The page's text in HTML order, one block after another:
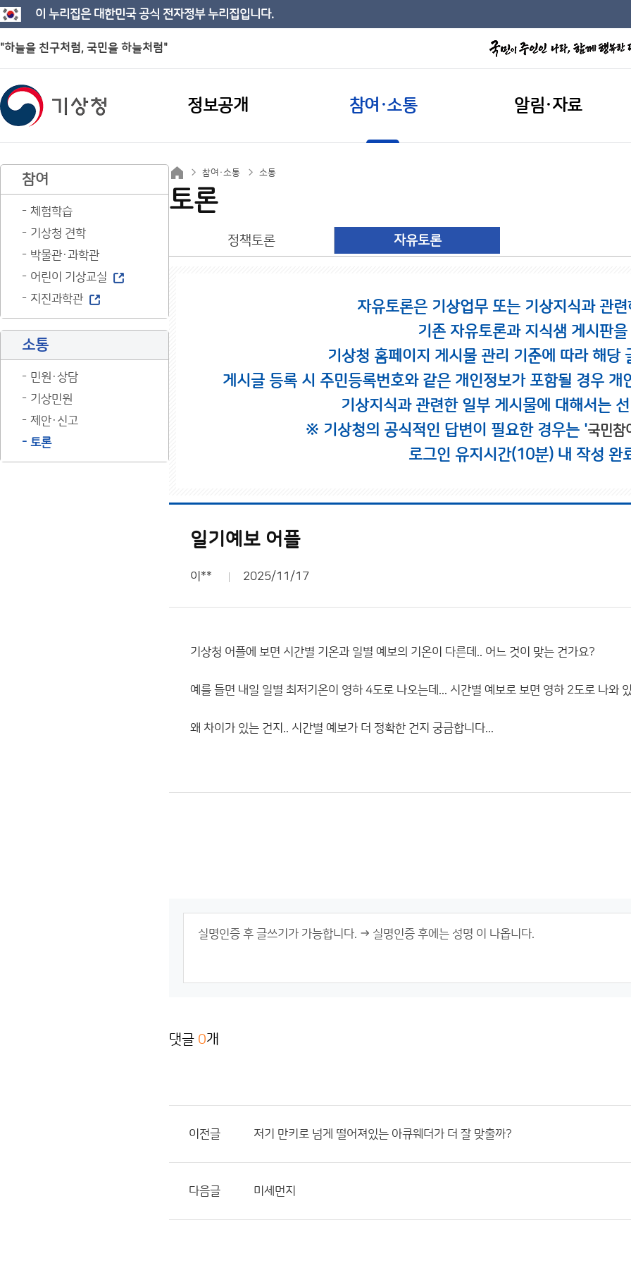
이 누리집은 대한민국 공식 전자정부 누리집입니다.
"하늘을 친구처럼, 국민을 하늘처럼"
정보공개 참여·소통 알림·자료
참여
체험학습
기상청 견학
박물관·과학관
어린이 기상교실
지진과학관
소통
민원·상담
기상민원
제안·신고
토론
참여·소통 소통
토론
정책토론 자유토론
자유토론은 기상업무 또는 기상지식과 관
기존 자유토론과 지식샘 게시판
기상청 홈페이지 게시물 관리 기준에 따라 해당
게시글 등록 시 주민등록번호와 같은 개인정보가 포함될 경우
기상지식과 관련한 일부 게시물에 대해서는
※ 기상청의 공식적인 답변이 필요한 경우는 '국민참
로그인 유지시간(10분) 내 작성 완
일기예보 어플
이** 2025/11/17
기상청 어플에 보면 시간별 기온과 일별 예보의 기온이 다른데.. 어느 것이 맞는 건가요?
예를 들면 내일 일별 최저기온이 영하 4도로 나오는데... 시간별 예보로 보면 영하 2도로 나와
왜 차이가 있는 건지.. 시간별 예보가 더 정확한 건지 궁금합니다...
댓글 0개
이전글 저기 만키로 넘게 떨어져있는 아큐웨더가 더 잘 맞출까?
다음글 미세먼지